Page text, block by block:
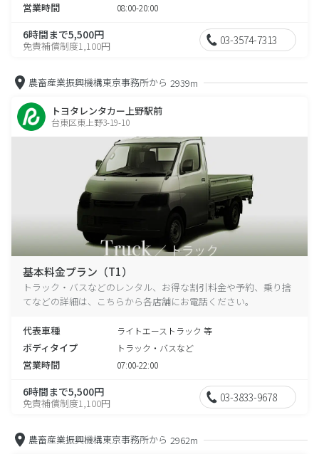
営業時間 08:00-20:00
6時間まで5,500円
免責補償制度1,100円 03-3574-7313
農畜産業振興機構東京事務所から 2939m
トヨタレンタカー上野駅前
台東区東上野3-19-10
基本料金プラン（T1）
トラック・バスなどのレンタル、お得な割引料金や予約、乗り捨
てなどの詳細は、こちらから各店舗にお電話ください。
代表車種 ライトエーストラック 等
ボディタイプ トラック・バスなど
営業時間 07:00-22:00
6時間まで5,500円
免責補償制度1,100円 03-3833-9678
農畜産業振興機構東京事務所から 2962m